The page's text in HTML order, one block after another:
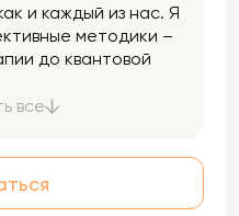
и каждый из нас. Я
методики –
до квантовой
все